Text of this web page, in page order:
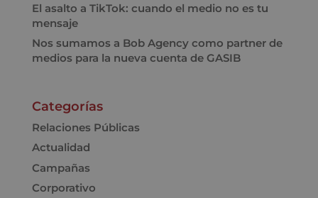
El asalto a TikTok: cuando el medio no es tu
mensaje
Nos sumamos a Bob Agency como partner de
medios para la nueva cuenta de GASIB
Categorías
Relaciones Públicas
Actualidad
Campañas
Corporativo